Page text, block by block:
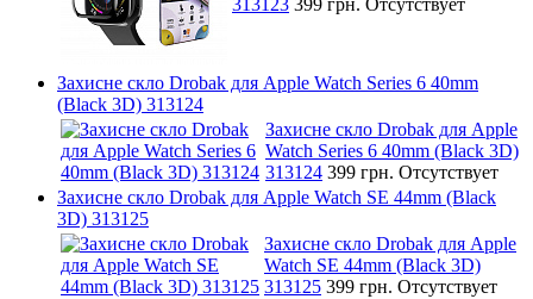
Захисне скло Drobak для Apple Watch Series 6 40mm
(Black 3D) 313124
Захисне скло Drobak для Apple
Watch Series 6 40mm (Black 3D)
313124 399 грн. Отсутствует
Захисне скло Drobak для Apple Watch SE 44mm (Black
3D) 313125
Захисне скло Drobak для Apple
Watch SE 44mm (Black 3D)
313125 399 грн. Отсутствует